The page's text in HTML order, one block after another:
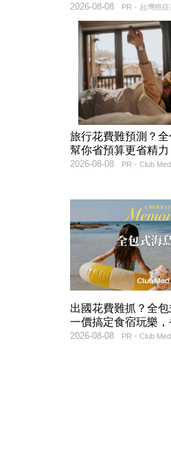
PR・台灣癌
2026-08-08
旅行花費難預測？
幫你省預算更省精力
PR・Club
2026-08-08
出國花費難抓？全包
一價搞定食宿玩樂，
PR・Club
2026-08-08